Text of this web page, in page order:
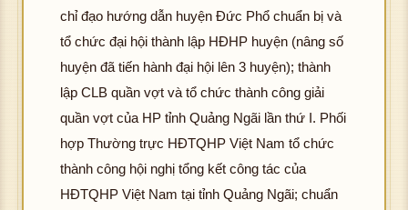
chỉ đạo hướng dẫn huyện Đức Phổ chuẩn bị và
tổ chức đại hội thành lập HĐHP huyện (nâng số
huyện đã tiến hành đại hội lên 3 huyện); thành
lập CLB quần vợt và tổ chức thành công giải
quần vợt của HP tỉnh Quảng Ngãi lần thứ I. Phối
hợp Thường trực HĐTQHP Việt Nam tổ chức
thành công hội nghị tổng kết công tác của
HĐTQHP Việt Nam tại tỉnh Quảng Ngãi; chuẩn